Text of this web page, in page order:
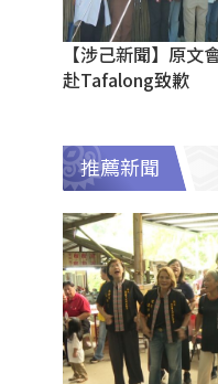
【涉己新聞】原
赴Tafalong致歉
推薦新聞